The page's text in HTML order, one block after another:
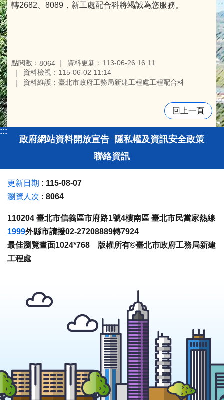
轉2682、8089，新工處配合科將竭誠為您服務。
點閱數： 8064
資料更新：113-06-26 16:11
資料檢視：115-06-02 11:14
資料維護：臺北市政府工務局新建工程處工程配合科
回上一頁
:::
政府網站資料開放宣告 隱私權及資訊安全政策
聯絡資訊
更新日期
115-08-07
瀏覽人次
8064
110204 臺北市信義區市府路1號4樓南區 臺北市民當家熱線
1999外縣市請撥02-27208889轉7924
最佳瀏覽畫面1024*768 版權所有©臺北市政府工務局新建
工程處